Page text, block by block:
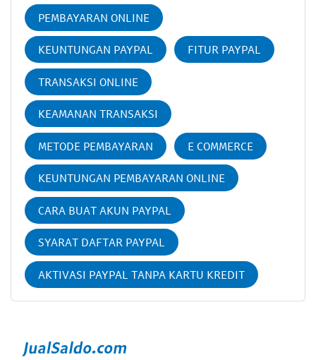
PEMBAYARAN ONLINE
KEUNTUNGAN PAYPAL FITUR PAYPAL
TRANSAKSI ONLINE
KEAMANAN TRANSAKSI
METODE PEMBAYARAN E COMMERCE
KEUNTUNGAN PEMBAYARAN ONLINE
CARA BUAT AKUN PAYPAL
SYARAT DAFTAR PAYPAL
AKTIVASI PAYPAL TANPA KARTU KREDIT